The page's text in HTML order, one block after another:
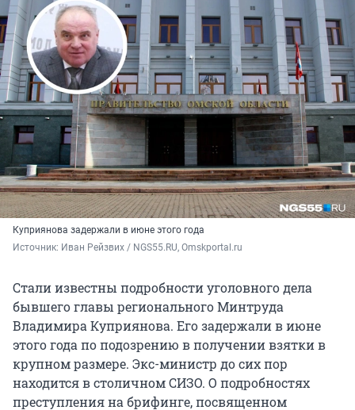
Куприянова задержали в июне этого года
Источник: Иван Рейзвих / NGS55.RU, Omskportal.ru
Стали известны подробности уголовного дела
бывшего главы регионального Минтруда
Владимира Куприянова. Его задержали в июне
этого года по подозрению в получении взятки в
крупном размере. Экс-министр до сих пор
находится в столичном СИЗО. О подробностях
преступления на брифинге, посвященном